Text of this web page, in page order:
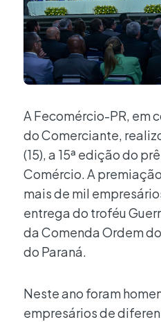
A Fecomércio-PR, em
do Comerciante,
(15), a 15ª edição do
Comércio. A
mais de mil
entrega do troféu
da Comenda Ordem
do Paraná.
Neste ano foram
empresários de